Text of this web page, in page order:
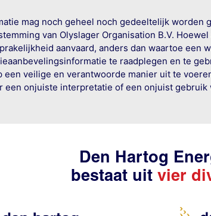
mag noch geheel noch gedeeltelijk worden
van Olyslager Organisation B.V.
aanvaard, anders dan waartoe
te raadplegen en te
veilige en verantwoorde manier uit te
onjuiste interpretatie of een onjuist
Den Hartog
bestaat uit vier